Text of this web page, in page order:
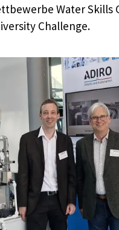
Water Skills
Challenge.